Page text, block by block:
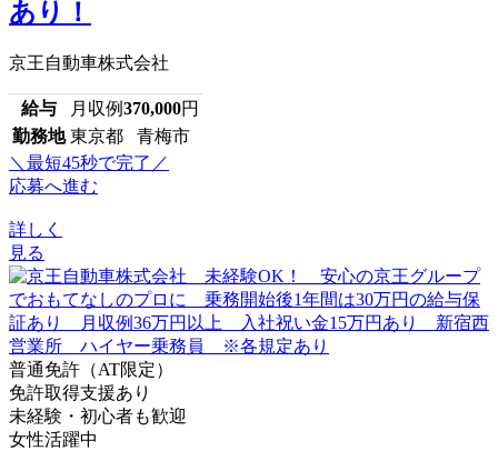
あり！
京王自動車株式会社
給与 月収例370,000円
勤務地 東京都 青梅市
＼最短45秒で完了／
応募へ進む
詳しく
見る
普通免許（AT限定）
免許取得支援あり
未経験・初心者も歓迎
女性活躍中